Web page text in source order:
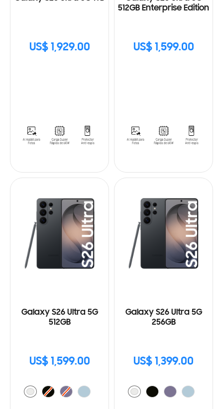
US$ 1,929.00
512GB Enterprise Edition
US$ 1,599.00
Galaxy S26 Ultra 5G
512GB
US$ 1,599.00
Galaxy S26 Ultra 5G
256GB
US$ 1,399.00